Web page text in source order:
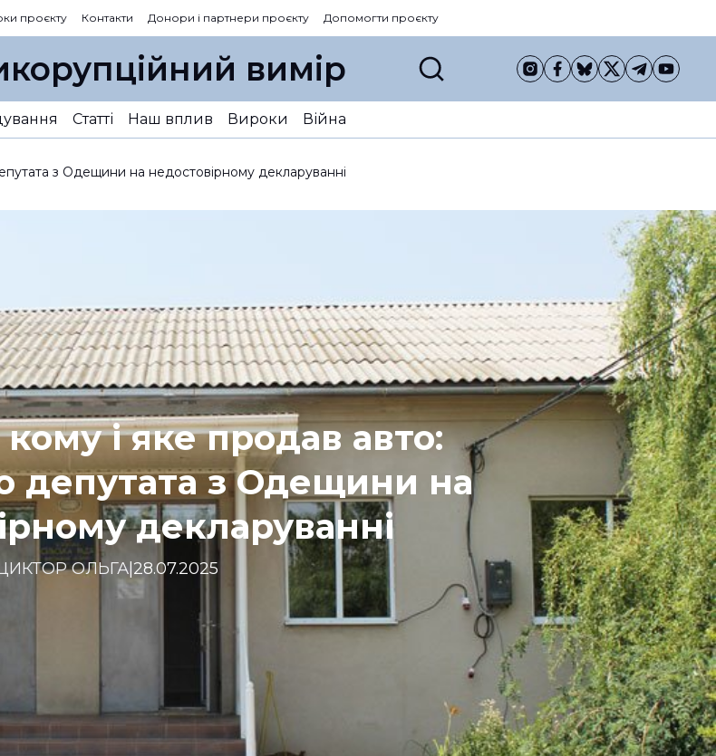
проєкту Контакти Донори і партнери проєкту Допомогти проєкту
вимір
Статті Наш вплив Вироки Війна
з Одещини на недостовірному декларуванні
і яке продав авто:
депутата з Одещини на
декларуванні
ОЛЬГА|28.07.2025